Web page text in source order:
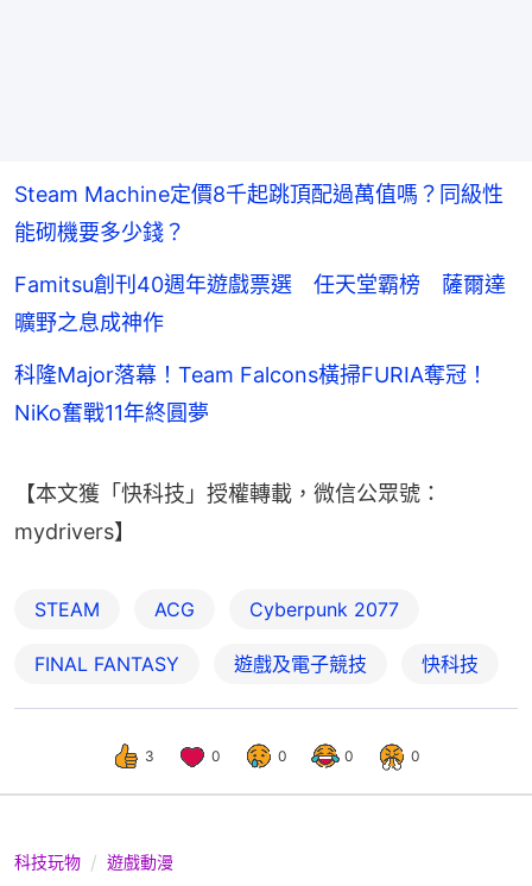
Steam Machine定價8千起跳頂配過萬值嗎？同級性
能砌機要多少錢？
Famitsu創刊40週年遊戲票選 任天堂霸榜 薩爾達
曠野之息成神作
科隆Major落幕！Team Falcons橫掃FURIA奪冠！
NiKo奮戰11年終圓夢
【本文獲「快科技」授權轉載，微信公眾號：
mydrivers】
STEAM ACG Cyberpunk 2077
FINAL FANTASY 遊戲及電子競技 快科技
3 0 0 0 0
科技玩物 遊戲動漫